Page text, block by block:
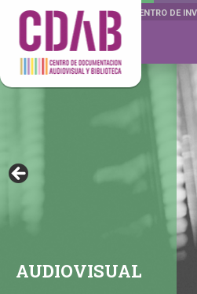
DOCUMENTA DRAMÁTICAS CENTRO DE
AUDIOVISUAL